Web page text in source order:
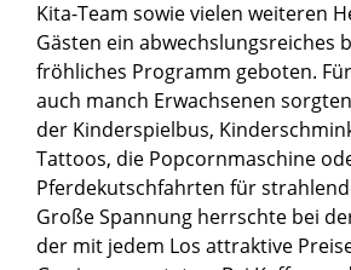
Kita-Team sowie vielen weiteren
Gästen ein abwechslungsreiches
fröhliches Programm geboten.
auch manch Erwachsenen
der Kinderspielbus,
Tattoos, die Popcornmaschine
Pferdekutschfahrten für
Große Spannung herrschte bei
der mit jedem Los attraktive